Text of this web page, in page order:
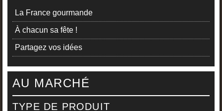
La France gourmande
À chacun sa fête !
Partagez vos idées
AU MARCHÉ
TYPE DE PRODUIT